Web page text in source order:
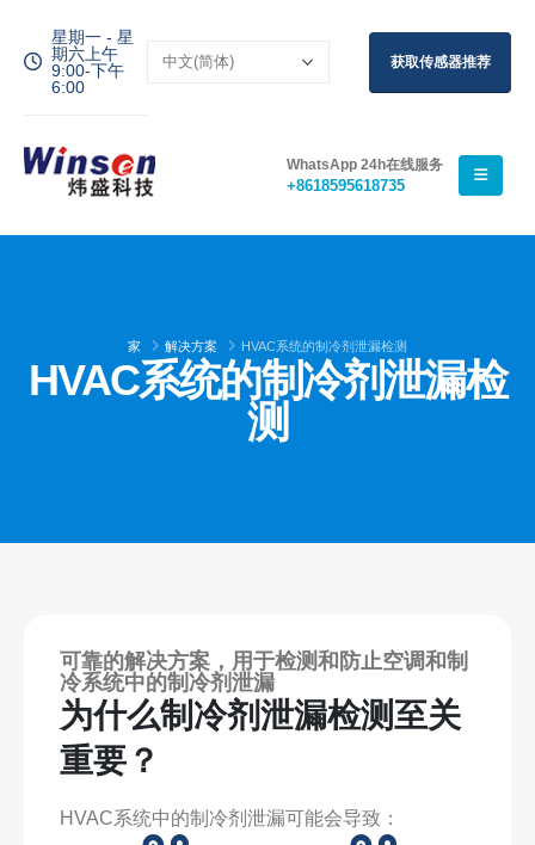
星期一 - 星
期六上午
9:00-下午
6:00
获取传感器推荐
WhatsApp 24h在线服务
+8618595618735
家 解决方案 HVAC系统的制冷剂泄漏检测
HVAC系统的制冷剂泄漏检
测
可靠的解决方案，用于检测和防止空调和制
冷系统中的制冷剂泄漏
为什么制冷剂泄漏检测至关
重要？
HVAC系统中的制冷剂泄漏可能会导致：